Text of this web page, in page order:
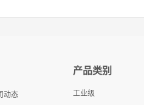
动态
产品类别
工业级